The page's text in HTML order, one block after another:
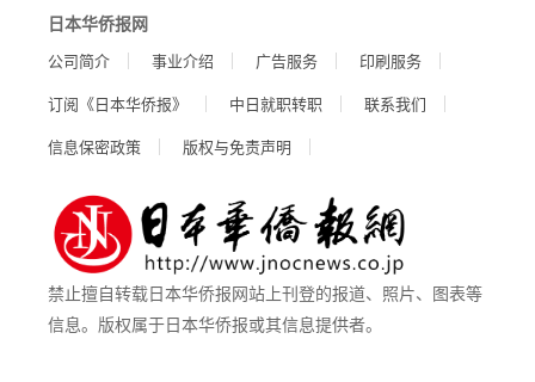
日本华侨报网
公司简介 事业介绍 广告服务
印刷服务
订阅《日本华侨报》
中日就职转职
联系我们
信息保密政策
版权与免责声明
禁止擅自转载日本华侨报网站上刊登的报道、照片、图表等
信息。版权属于日本华侨报或其信息提供者。